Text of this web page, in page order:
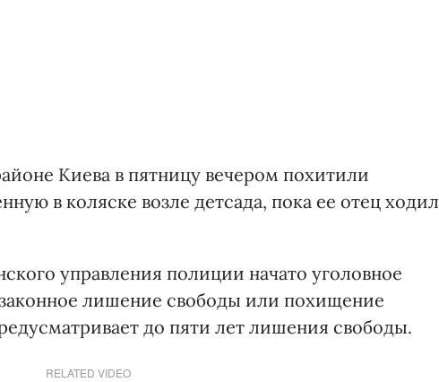
Киева в пятницу вечером похитили
в коляске возле детсада, пока ее отец ходил
управления полиции начато уголовное
лишение свободы или похищение
до пяти лет лишения свободы.
RELATED VIDEO